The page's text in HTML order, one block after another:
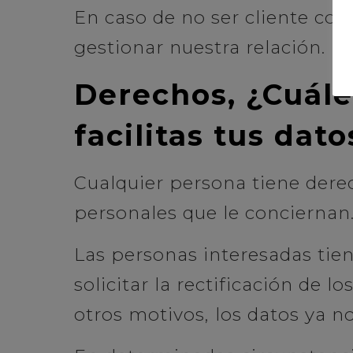
En caso de no ser cliente
gestionar nuestra relación.
Derechos,
facilitas tus
Cualquier persona tiene
personales que le conciernan.
Las personas interesadas
solicitar la rectificación de
otros motivos, los datos ya